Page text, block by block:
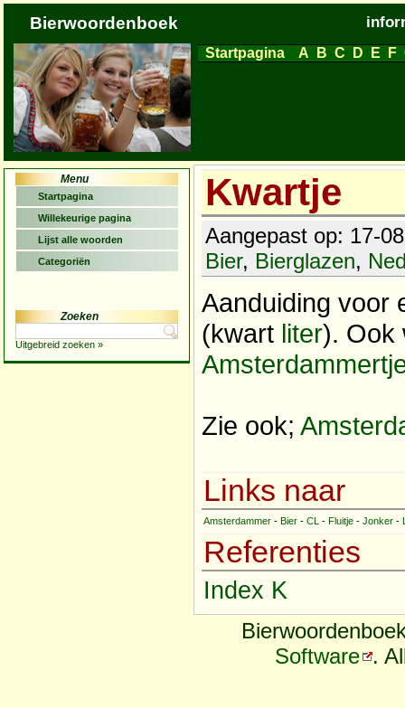
Bierwoordenboek
Startpagina A B C D E F
Menu
Startpagina
Willekeurige pagina
Lijst alle woorden
Categoriën
Zoeken
Uitgebreid zoeken »
Kwartje
Aangepast op: 17-
Bier, Bierglazen,
Aanduiding voor
(kwart liter). Ook
Zie ook;
Links naar
Amsterdammer - Bier - CL - Fluitje - Jonker -
Referenties
Index K
Software .